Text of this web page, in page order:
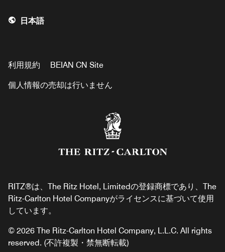
日本語
RITZ®は、The Ritz Hotel, Limitedの登録商標であり、The
Ritz-Carlton Hotel Companyがライセンスに基づいて使用
しています。
© 2026 The Ritz-Carlton Hotel Company, L.L.C. All rights
reserved. (不許複製・禁無断転載)
利用規約 BEIAN CN Site
個人情報の売却は行いません